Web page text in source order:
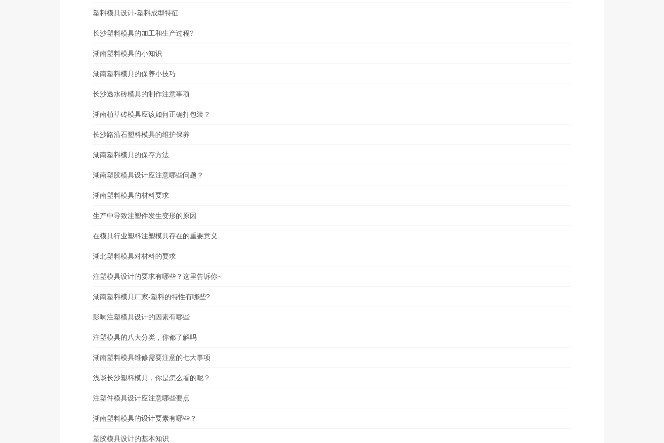
塑料模具设计-塑料成型特征
长沙塑料模具的加工和生产过程?
湖南塑料模具的小知识
湖南塑料模具的保养小技巧
长沙透水砖模具的制作注意事项
湖南植草砖模具应该如何正确打包装？
长沙路沿石塑料模具的维护保养
湖南塑料模具的保存方法
湖南塑胶模具设计应注意哪些问题？
湖南塑料模具的材料要求
生产中导致注塑件发生变形的原因
在模具行业塑料注塑模具存在的重要意义
湖北塑料模具对材料的要求
注塑模具设计的要求有哪些？这里告诉你~
湖南塑料模具厂家-塑料的特性有哪些?
影响注塑模具设计的因素有哪些
注塑模具的八大分类，你都了解吗
湖南塑料模具维修需要注意的七大事项
浅谈长沙塑料模具，你是怎么看的呢？
注塑件模具设计应注意哪些要点
湖南塑料模具的设计要素有哪些？
塑胶模具设计的基本知识